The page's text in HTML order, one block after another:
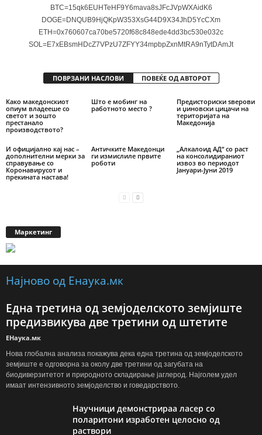
BTC=15qk6EUHTeHF9Y6mava8sJFcJVpWXAidK6
DOGE=DNQUB9HjQKpW353XsG44D9X34JhD5YcCXm
ETH=0x760607ca70be5720f68c848ede4dd3bc530e032c
SOL=E7xEBsmHDcZ7VPzU7ZFYY34mpbpZxnMtRA9nTytDAmJt
ПОВРЗАНИ НАСЛОВИ ПОВЕЌЕ ОД АВТОРОТ
Како македонскиот
опиум владееше со
светот и зошто
престанало
производството?
Што е мобинг на
работното место ?
Предисториски ѕверови
и џиновски цицачи на
територијата на
Македонија
И официјално кај нас –
дополнителни мерки за
справување со
Коронавирусот и
прекината настава!
Античките Македонци
ги измислиле првите
роботи
„Алкалоид АД“ со раст
на консолидираниот
извоз во периодот
Јануари-Јуни 2019
Маркетинг
Најново од Енаука.мк
Една третина од земјоделското земјиште
предизвикува две третини од штетите
ЕНаука.мк
Нова глобална анализа покажува дека една третина од земјоделското
земјиште е одговорна за околу две третини од загубата на
биодиверзитетот и природното складирање јаглерод. Најголем удел
имаат интензивното земјоделство и говедарството.
Научници демонстрираа ласер со
поларитони изработен целосно од
раствори